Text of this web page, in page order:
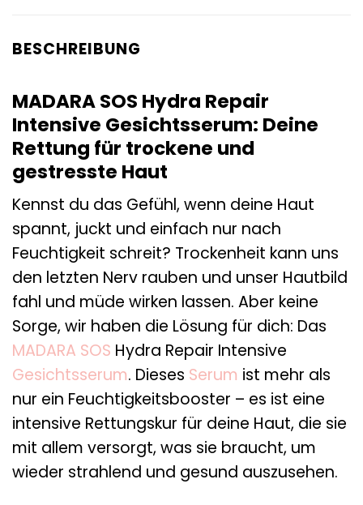
BESCHREIBUNG
MADARA SOS Hydra Repair
Intensive Gesichtsserum: Deine
Rettung für trockene und
gestresste Haut
Kennst du das Gefühl, wenn deine Haut
spannt, juckt und einfach nur nach
Feuchtigkeit schreit? Trockenheit kann uns
den letzten Nerv rauben und unser Hautbild
fahl und müde wirken lassen. Aber keine
Sorge, wir haben die Lösung für dich: Das
MADARA SOS Hydra Repair Intensive
Gesichtsserum. Dieses Serum ist mehr als
nur ein Feuchtigkeitsbooster – es ist eine
intensive Rettungskur für deine Haut, die sie
mit allem versorgt, was sie braucht, um
wieder strahlend und gesund auszusehen.